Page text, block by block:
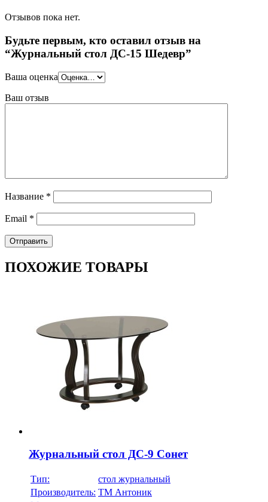
Отзывов пока нет.
Будьте первым, кто оставил отзыв на
“Журнальный стол ДС-15 Шедевр”
Ваша оценка
Ваш отзыв
Название *
Email *
ПОХОЖИЕ ТОВАРЫ
Журнальный стол ДС-9 Сонет
Тип:
стол журнальный
Производитель: ТМ Антоник